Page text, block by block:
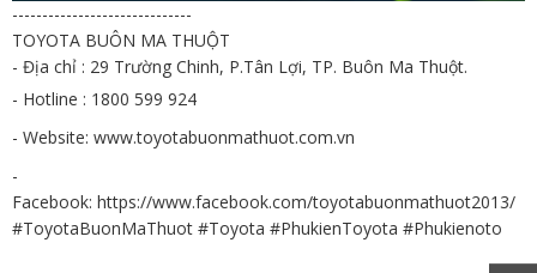
------------------------------
TOYOTA BUÔN MA THUỘT
- Địa chỉ : 29 Trường Chinh, P.Tân Lợi, TP. Buôn Ma Thuột.
- Hotline : 1800 599 924
- Website: www.toyotabuonmathuot.com.vn
-
Facebook: https://www.facebook.com/toyotabuonmathuot2013/
#ToyotaBuonMaThuot #Toyota #PhukienToyota #Phukienoto